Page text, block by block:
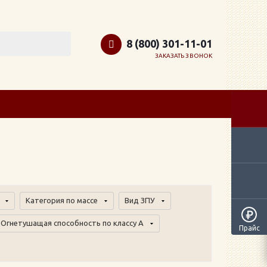
Прайс
8 (800) 301-11-01
ЗАКАЗАТЬ ЗВОНОК
Категория по массе Вид ЗПУ
Огнетушащая способность по классу А